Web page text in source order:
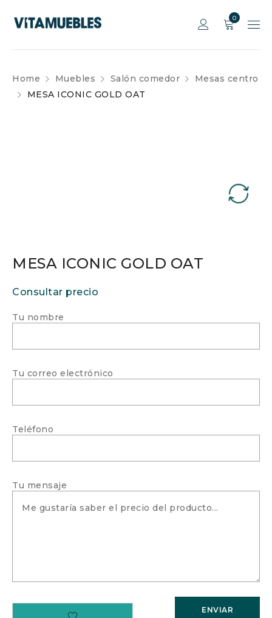
0
Home Muebles Salón comedor
Mesas centro
MESA ICONIC GOLD OAT
MESA ICONIC GOLD OAT
Consultar precio
Tu nombre
Tu correo electrónico
Teléfono
Tu mensaje